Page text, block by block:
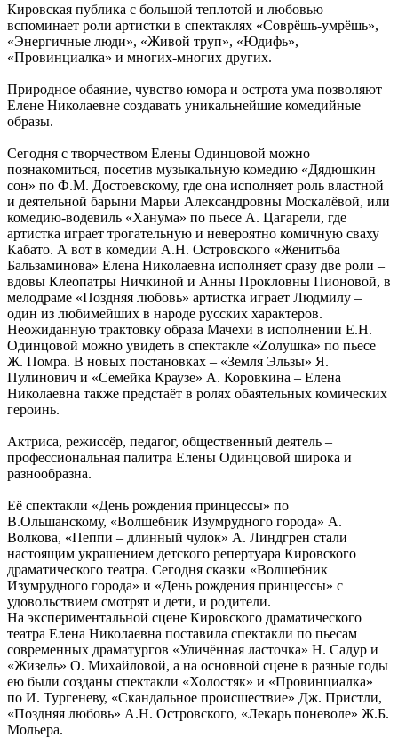
Кировская публика с большой теплотой и любовью
вспоминает роли артистки в спектаклях «Соврёшь-умрёшь»,
«Энергичные люди», «Живой труп», «Юдифь»,
«Провинциалка» и многих-многих других.
Природное обаяние, чувство юмора и острота ума позволяют
Елене Николаевне создавать уникальнейшие комедийные
образы.
Сегодня с творчеством Елены Одинцовой можно
познакомиться, посетив музыкальную комедию «Дядюшкин
сон» по Ф.М. Достоевскому, где она исполняет роль властной
и деятельной барыни Марьи Александровны Москалёвой, или
комедию-водевиль «Ханума» по пьесе А. Цагарели, где
артистка играет трогательную и невероятно комичную сваху
Кабато. А вот в комедии А.Н. Островского «Женитьба
Бальзаминова» Елена Николаевна исполняет сразу две роли –
вдовы Клеопатры Ничкиной и Анны Прокловны Пионовой, в
мелодраме «Поздняя любовь» артистка играет Людмилу –
один из любимейших в народе русских характеров.
Неожиданную трактовку образа Мачехи в исполнении Е.Н.
Одинцовой можно увидеть в спектакле «Zолушка» по пьесе
Ж. Помра. В новых постановках – «Земля Эльзы» Я.
Пулинович и «Семейка Краузе» А. Коровкина – Елена
Николаевна также предстаёт в ролях обаятельных комических
героинь.
Актриса, режиссёр, педагог, общественный деятель –
профессиональная палитра Елены Одинцовой широка и
разнообразна.
Её спектакли «День рождения принцессы» по
В.Ольшанскому, «Волшебник Изумрудного города» А.
Волкова, «Пеппи – длинный чулок» А. Линдгрен стали
настоящим украшением детского репертуара Кировского
драматического театра. Сегодня сказки «Волшебник
Изумрудного города» и «День рождения принцессы» с
удовольствием смотрят и дети, и родители.
На экспериментальной сцене Кировского драматического
театра Елена Николаевна поставила спектакли по пьесам
современных драматургов «Уличённая ласточка» Н. Садур и
«Жизель» О. Михайловой, а на основной сцене в разные годы
ею были созданы спектакли «Холостяк» и «Провинциалка»
по И. Тургеневу, «Скандальное происшествие» Дж. Пристли,
«Поздняя любовь» А.Н. Островского, «Лекарь поневоле» Ж.Б.
Мольера.